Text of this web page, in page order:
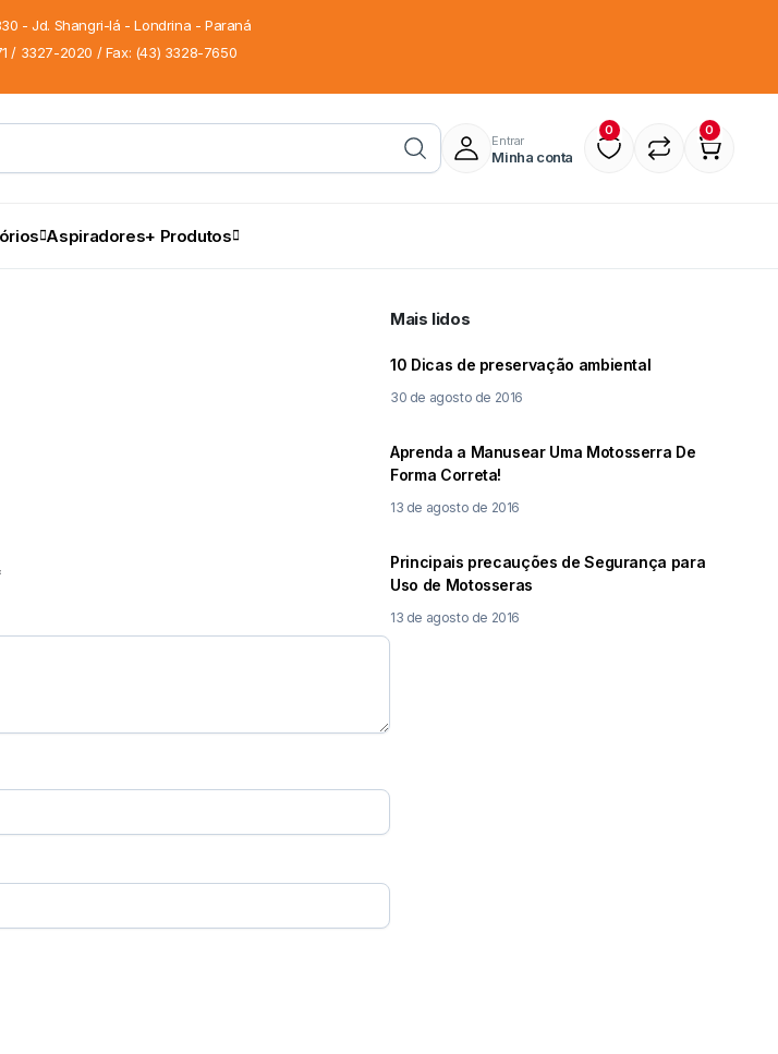
- Jd. Shangri-lá - Londrina - Paraná
/ 3327-2020 / Fax: (43) 3328-7650
Entrar
Minha conta
0 0
Aspiradores+ Produtos
Mais lidos
10 Dicas de preservação ambiental
30 de agosto de 2016
Aprenda a Manusear Uma Motosserra De
Forma Correta!
13 de agosto de 2016
Principais precauções de Segurança para
Uso de Motosseras
13 de agosto de 2016